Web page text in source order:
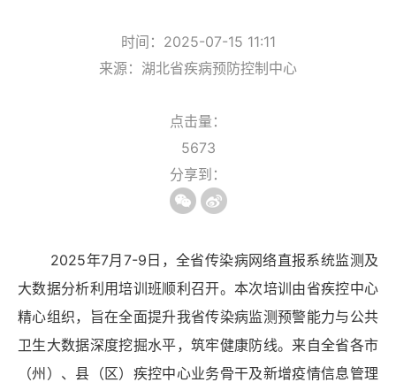
时间：2025-07-15 11:11
来源：湖北省疾病预防控制中心
点击量：
5673
分享到：
2025年7月 7-9 日，全省传染病网络直报系统监测及
大数据分析利用培训班顺利召开。本次培训由省疾控中心
精心组织，旨在全面提升我省传染病监测预警能力与公共
卫生大数据深度挖掘水平，筑牢健康防线。来自全省各市
（州）、县（区）疾控中心业务骨干及新增疫情信息管理